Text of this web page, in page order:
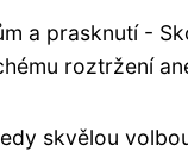
a prasknutí -
roztržení
skvělou